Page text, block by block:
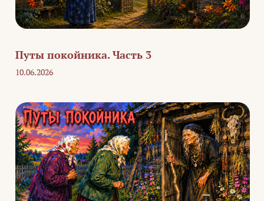
Путы покойника. Часть 3
10.06.2026